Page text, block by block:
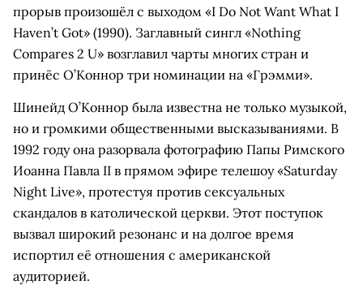
прорыв произошёл с выходом «I Do Not Want What I
Haven’t Got» (1990). Заглавный сингл «Nothing
Compares 2 U» возглавил чарты многих стран и
принёс О’Коннор три номинации на «Грэмми».
Шинейд О’Коннор была известна не только музыкой,
но и громкими общественными высказываниями. В
1992 году она разорвала фотографию Папы Римского
Иоанна Павла II в прямом эфире телешоу «Saturday
Night Live», протестуя против сексуальных
скандалов в католической церкви. Этот поступок
вызвал широкий резонанс и на долгое время
испортил её отношения с американской
аудиторией.